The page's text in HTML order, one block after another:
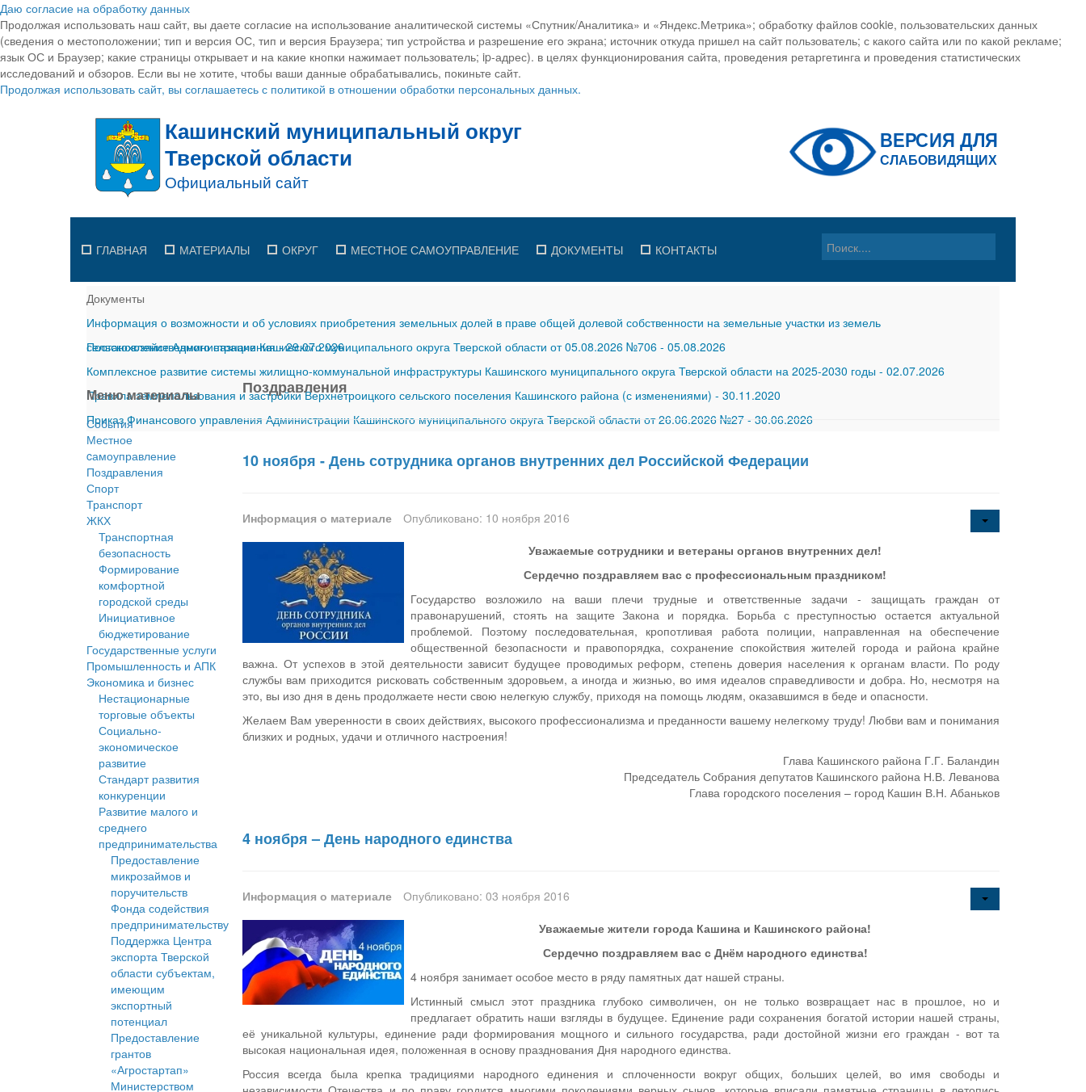
Даю согласие на обработку данных
Продолжая использовать наш сайт, вы даете согласие на использование аналитической системы «Спутник/Аналитика» и «Яндекс.Метрика»; обработку файлов cookie, пользовательских данных
(сведения о местоположении; тип и версия ОС, тип и версия Браузера; тип устройства и разрешение его экрана; источник откуда пришел на сайт пользователь; с какого сайта или по какой рекламе;
язык ОС и Браузер; какие страницы открывает и на какие кнопки нажимает пользователь; ip-адрес). в целях функционирования сайта, проведения ретаргетинга и проведения статистических
исследований и обзоров. Если вы не хотите, чтобы ваши данные обрабатывались, покиньте сайт.
Продолжая использовать сайт, вы соглашаетесь с политикой в отношении обработки персональных данных.
ГЛАВНАЯ МАТЕРИАЛЫ ОКРУГ МЕСТНОЕ САМОУПРАВЛЕНИЕ ДОКУМЕНТЫ КОНТАКТЫ
Документы
Информация о возможности и об условиях приобретения земельных долей в праве общей долевой собственности на земельные участки из земель
сельскохозяйственного назначения-29.07.2026
Постановление Администрации Кашинского муниципального округа Тверской области от 05.08.2026 №706 - 05.08.2026
Комплексное развитие системы жилищно-коммунальной инфраструктуры Кашинского муниципального округа Тверской области на 2025-2030 годы - 02.07.2026
Правила землепользования и застройки Верхнетроицкого сельского поселения Кашинского района (с изменениями) - 30.11.2020
Приказ Финансового управления Администрации Кашинского муниципального округа Тверской области от 26.06.2026 №27 - 30.06.2026
Меню материалы
События
Местное
cамоуправление
Поздравления
Спорт
Транспорт
ЖКХ
Транспортная
безопасность
Формирование
комфортной
городской среды
Инициативное
бюджетирование
Государственные услуги
Промышленность и АПК
Экономика и бизнес
Нестационарные
торговые объекты
Социально-
экономическое
развитие
Стандарт развития
конкуренции
Развитие малого и
среднего
предпринимательства
Предоставление
микрозаймов и
поручительств
Фонда содействия
предпринимательству
Поддержка Центра
экспорта Тверской
области субъектам,
имеющим
экспортный
потенциал
Предоставление
грантов
«Агростартап»
Министерством
Поздравления
10 ноября - День сотрудника органов внутренних дел Российской Федерации
Информация о материале
Опубликовано: 10 ноября 2016
Уважаемые сотрудники и ветераны органов внутренних дел!
Сердечно поздравляем вас с профессиональным праздником!
Государство возложило на ваши плечи трудные и ответственные задачи - защищать граждан от
правонарушений, стоять на защите Закона и порядка. Борьба с преступностью остается актуальной
проблемой. Поэтому последовательная, кропотливая работа полиции, направленная на обеспечение
общественной безопасности и правопорядка, сохранение спокойствия жителей города и района крайне
важна. От успехов в этой деятельности зависит будущее проводимых реформ, степень доверия населения к органам власти. По роду
службы вам приходится рисковать собственным здоровьем, а иногда и жизнью, во имя идеалов справедливости и добра. Но, несмотря на
это, вы изо дня в день продолжаете нести свою нелегкую службу, приходя на помощь людям, оказавшимся в беде и опасности.
Желаем Вам уверенности в своих действиях, высокого профессионализма и преданности вашему нелегкому труду! Любви вам и понимания
близких и родных, удачи и отличного настроения!
Глава Кашинского района Г.Г. Баландин
Председатель Собрания депутатов Кашинского района Н.В. Леванова
Глава городского поселения – город Кашин В.Н. Абаньков
4 ноября – День народного единства
Информация о материале
Опубликовано: 03 ноября 2016
Уважаемые жители города Кашина и Кашинского района!
Сердечно поздравляем вас с Днём народного единства!
4 ноября занимает особое место в ряду памятных дат нашей страны.
Истинный смысл этот праздника глубоко символичен, он не только возвращает нас в прошлое, но и
предлагает обратить наши взгляды в будущее. Единение ради сохранения богатой истории нашей страны,
её уникальной культуры, единение ради формирования мощного и сильного государства, ради достойной жизни его граждан - вот та
высокая национальная идея, положенная в основу празднования Дня народного единства.
Россия всегда была крепка традициями народного единения и сплоченности вокруг общих, больших целей, во имя свободы и